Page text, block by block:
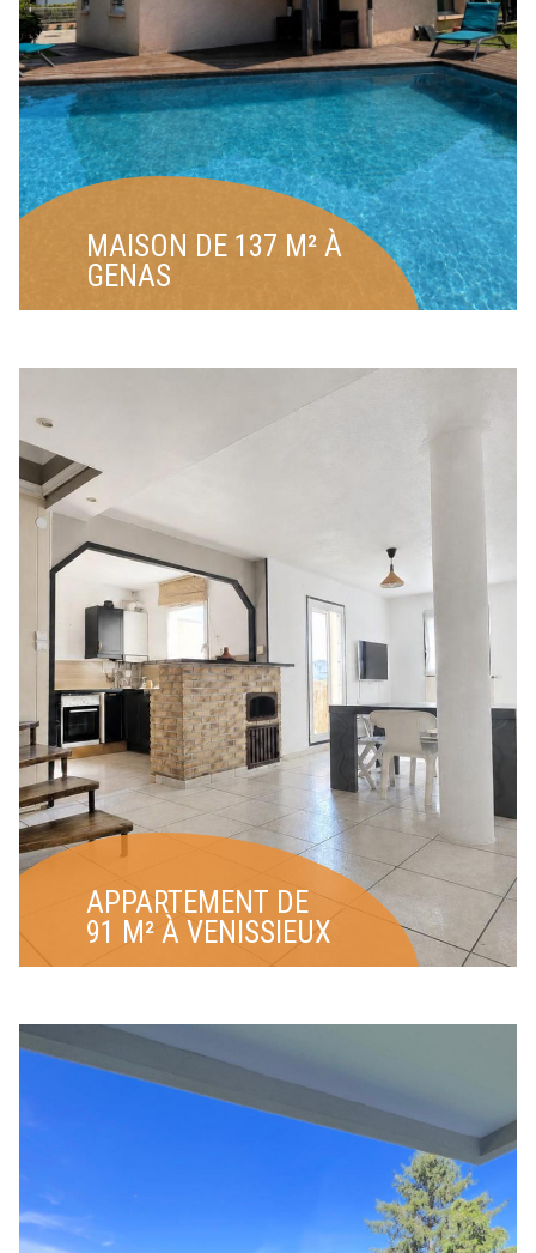
MAISON DE 137 M² À
GENAS
APPARTEMENT DE
91 M² À VENISSIEUX